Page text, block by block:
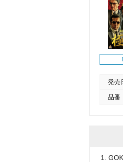
発売
品番
1.